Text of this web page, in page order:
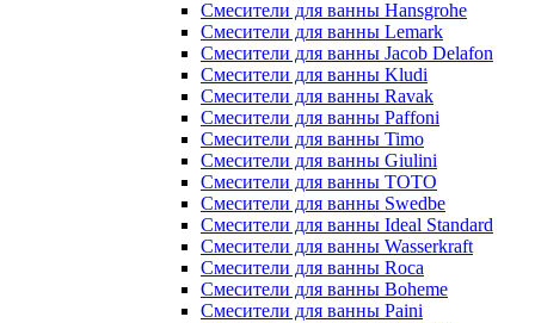
Смесители для ванны Hansgrohe
Смесители для ванны Lemark
Смесители для ванны Jacob Delafon
Смесители для ванны Kludi
Смесители для ванны Ravak
Смесители для ванны Paffoni
Смесители для ванны Timo
Смесители для ванны Giulini
Смесители для ванны TOTO
Смесители для ванны Swedbe
Смесители для ванны Ideal Standard
Смесители для ванны Wasserkraft
Смесители для ванны Roca
Смесители для ванны Boheme
Смесители для ванны Paini